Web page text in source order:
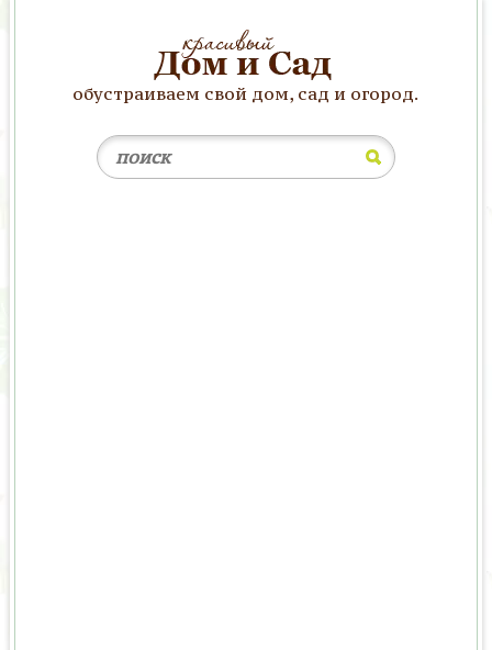
обустраиваем свой дом, сад и огород.